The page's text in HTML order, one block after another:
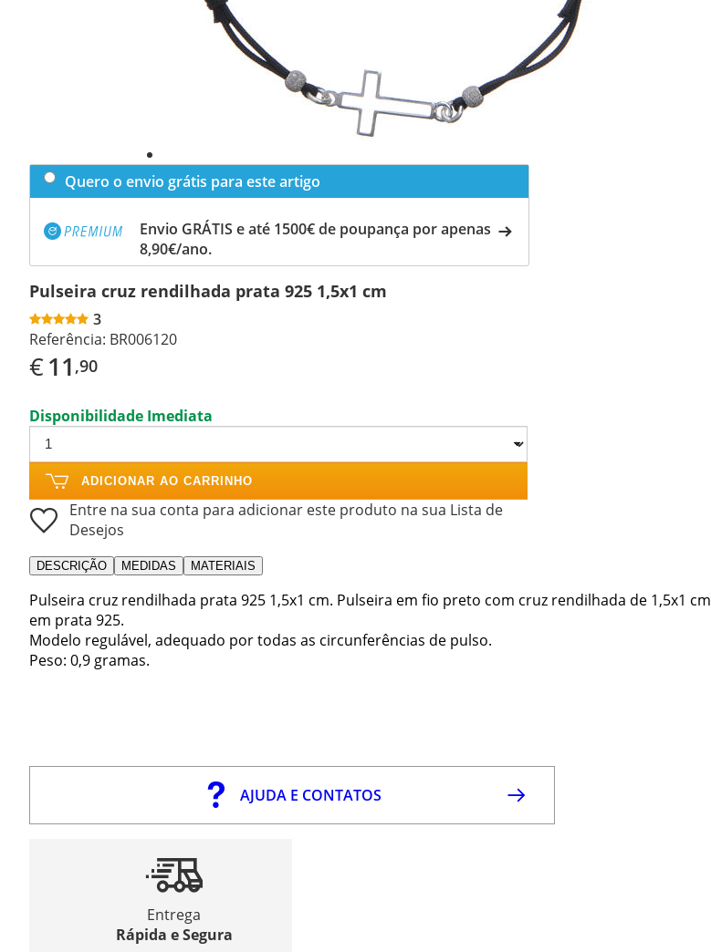
Quero o envio grátis para este artigo
Envio GRÁTIS e até 1500€ de poupança por apenas
8,90€/ano.
Pulseira cruz rendilhada prata 925 1,5x1 cm
3
Referência: BR006120
€11 ,90
Disponibilidade Imediata
ADICIONAR AO CARRINHO
Entre na sua conta para adicionar este produto na sua Lista de
Desejos
DESCRIÇÃO MEDIDAS MATERIAIS
Pulseira cruz rendilhada prata 925 1,5x1 cm. Pulseira em fio preto com cruz rendilhada de 1,5x1 cm
em prata 925.
Modelo regulável, adequado por todas as circunferências de pulso.
Peso: 0,9 gramas.
AJUDA E CONTATOS
Entrega
Rápida e Segura